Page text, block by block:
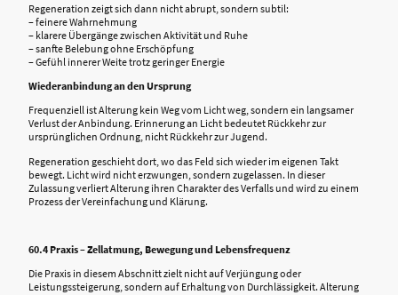
Regeneration zeigt sich dann nicht abrupt, sondern subtil:
– feinere Wahrnehmung
– klarere Übergänge zwischen Aktivität und Ruhe
– sanfte Belebung ohne Erschöpfung
– Gefühl innerer Weite trotz geringer Energie
Wiederanbindung an den Ursprung
Frequenziell ist Alterung kein Weg vom Licht weg, sondern ein langsamer
Verlust der Anbindung. Erinnerung an Licht bedeutet Rückkehr zur
ursprünglichen Ordnung, nicht Rückkehr zur Jugend.
Regeneration geschieht dort, wo das Feld sich wieder im eigenen Takt
bewegt. Licht wird nicht erzwungen, sondern zugelassen. In dieser
Zulassung verliert Alterung ihren Charakter des Verfalls und wird zu einem
Prozess der Vereinfachung und Klärung.
60.4 Praxis – Zellatmung, Bewegung und Lebensfrequenz
Die Praxis in diesem Abschnitt zielt nicht auf Verjüngung oder
Leistungssteigerung, sondern auf Erhaltung von Durchlässigkeit. Alterung